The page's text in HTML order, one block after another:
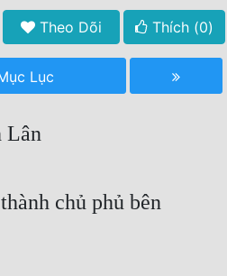
Theo Dõi Thích (0)
Lục
Lân
chủ phủ bên